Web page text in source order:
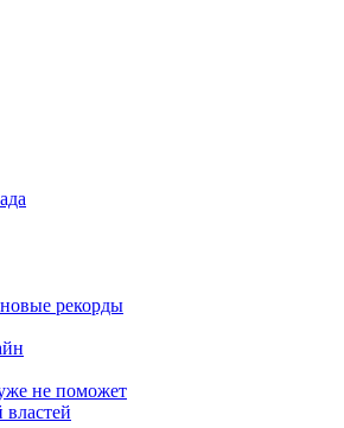
рекорды
не поможет